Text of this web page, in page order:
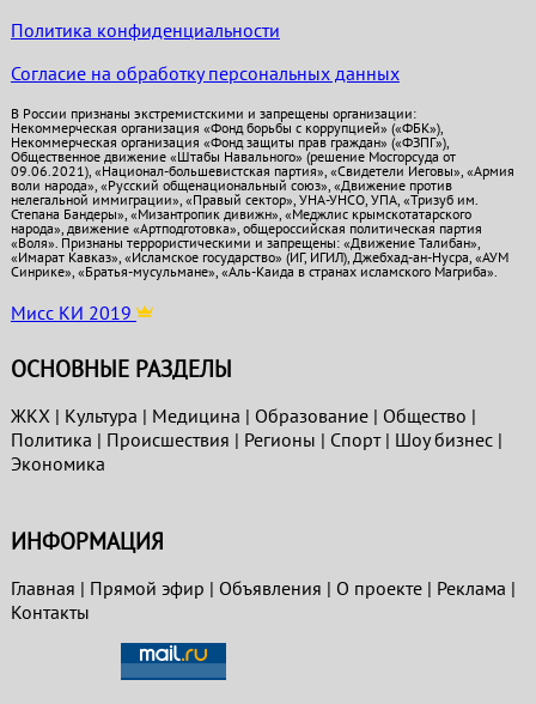
Политика конфиденциальности
Согласие на обработку персональных данных
В России признаны экстремистскими и запрещены организации:
Некоммерческая организация «Фонд борьбы с коррупцией» («ФБК»),
Некоммерческая организация «Фонд защиты прав граждан» («ФЗПГ»),
Общественное движение «Штабы Навального» (решение Мосгорсуда от
09.06.2021), «Национал-большевистская партия», «Свидетели Иеговы», «Армия
воли народа», «Русский общенациональный союз», «Движение против
нелегальной иммиграции», «Правый сектор», УНА-УНСО, УПА, «Тризуб им.
Степана Бандеры», «Мизантропик дивижн», «Меджлис крымскотатарского
народа», движение «Артподготовка», общероссийская политическая партия
«Воля». Признаны террористическими и запрещены: «Движение Талибан»,
«Имарат Кавказ», «Исламское государство» (ИГ, ИГИЛ), Джебхад-ан-Нусра, «АУМ
Синрике», «Братья-мусульмане», «Аль-Каида в странах исламского Магриба».
Мисс КИ 2019
ОСНОВНЫЕ РАЗДЕЛЫ
ЖКХ | Культура | Медицина | Образование| Общество |
Политика | Проиcшествия | Регионы | Спорт| Шоу бизнес|
Экономика
ИНФОРМАЦИЯ
Главная | Прямой эфир | Объявления | О проекте| Реклама |
Контакты